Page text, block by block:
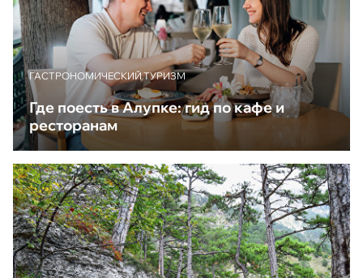
ГАСТРОНОМИЧЕСКИЙ ТУРИЗМ
Где поесть в Алупке: гид по кафе и
ресторанам